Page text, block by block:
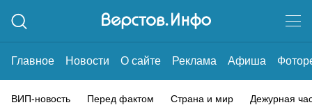
Главное Новости О сайте Реклама Афиша
ВИП-новость Перед фактом Страна и мир Дежурная